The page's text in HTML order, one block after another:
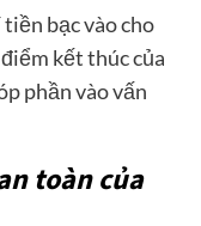
bạc vào cho
kết thúc của
phần vào vấn
toàn của